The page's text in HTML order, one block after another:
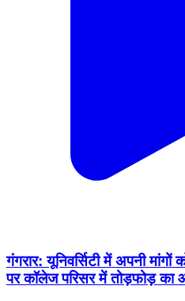
गंगरार: यूनिवर्सिटी में अपनी
पर कॉलेज परिसर में तोड़फोड़ का